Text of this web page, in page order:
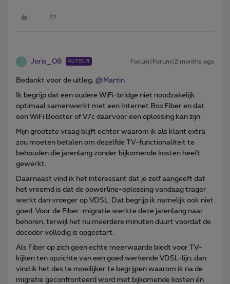
J Joris_08 AUTEUR Forum|Forum|2 months ago
Bedankt voor de uitleg, ​ @Martin
Ik begrijp dat een oudere WiFi-bridge niet noodzakelijk
optimaal samenwerkt met een Internet Box Fiber en dat
een WiFi Booster of V7c daarvoor een oplossing kan zijn.
Mijn grootste vraag blijft echter waarom ik als klant extra
zou moeten betalen om dezelfde TV-functionaliteit te
behouden die jarenlang zonder bijkomende kosten heeft
gewerkt.
Daarnaast vind ik het interessant dat je zelf aangeeft dat
het vreemd is dat de powerline-oplossing vandaag trager
werkt dan vroeger op VDSL. Dat begrijp ik namelijk ook niet
goed. Voor de Fiber-migratie werkte deze jarenlang naar
behoren, terwijl het nu meerdere minuten duurt voordat de
decoder volledig is opgestart.
Als Fiber op zich geen echte meerwaarde biedt voor TV-
kijken ten opzichte van een goed werkende VDSL-lijn, dan
vind ik het des te moeilijker te begrijpen waarom ik na de
migratie geconfronteerd word met bijkomende kosten én